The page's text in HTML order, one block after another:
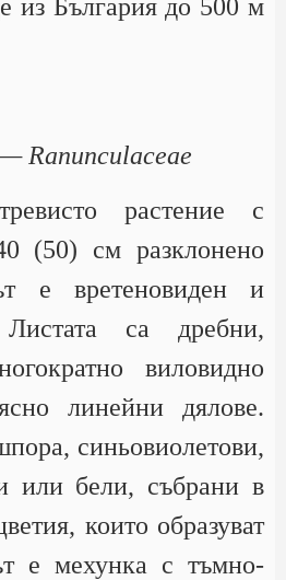
из България до 500 м
Ranunculaceae
растение с
(50) см разклонено
е вретеновиден и
са дребни,
виловидно
линейни дялове.
синьовиолетови,
или бели, събрани в
които образуват
е мехунка с тъмно-